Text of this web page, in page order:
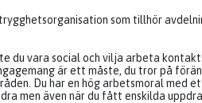
som tillhör
du vara social och vilja arbeta
är ett måste, du tror på
Du har en hög arbetsmoral med
men även när du fått enskilda